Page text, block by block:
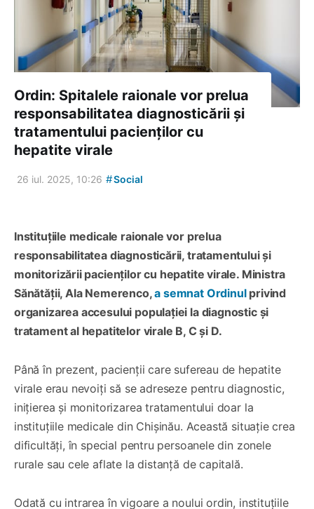
Ordin: Spitalele raionale vor prelua
responsabilitatea diagnosticării și
tratamentului pacienților cu
hepatite virale
26 iul. 2025, 10:26 #Social
Instituțiile medicale raionale vor prelua
responsabilitatea diagnosticării, tratamentului și
monitorizării pacienților cu hepatite virale. Ministra
Sănătății, Ala Nemerenco,a semnat Ordinulprivind
organizarea accesului populației la diagnostic și
tratament al hepatitelor virale B, C și D.
Până în prezent, pacienții care sufereau de hepatite
virale erau nevoiți să se adreseze pentru diagnostic,
inițierea și monitorizarea tratamentului doar la
instituțiile medicale din Chișinău. Această situație crea
dificultăți, în special pentru persoanele din zonele
rurale sau cele aflate la distanță de capitală.
Odată cu intrarea în vigoare a noului ordin, instituțiile